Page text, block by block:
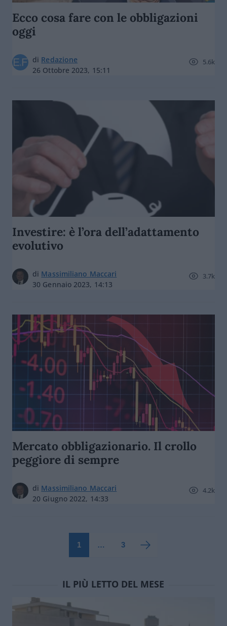
Ecco cosa fare con le obbligazioni
oggi
di Redazione
26 Ottobre 2023, 15:11
5.6k
Investire: è l’ora dell’adattamento
evolutivo
di Massimiliano Maccari
30 Gennaio 2023, 14:13
3.7k
Mercato obbligazionario. Il crollo
peggiore di sempre
di Massimiliano Maccari
20 Giugno 2022, 14:33
4.2k
1 … 3
IL PIÙ LETTO DEL MESE